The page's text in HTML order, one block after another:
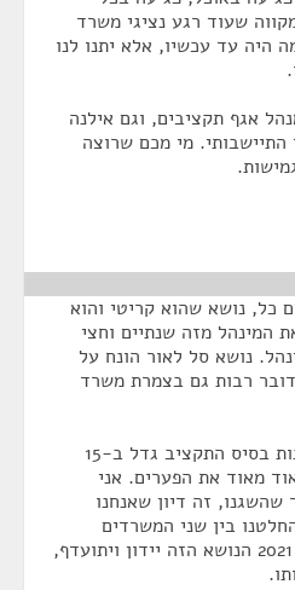
שעוד רגע נציגי משרד
היה עד עכשיו, אלא יתנו לנו
אגף תקציבים, וגם אילנה
התיישבותי. מי מכם שרוצה
כל, נושא שהוא קריטי והוא
המינהל מזה שנתיים וחצי
נושא סל לאור הונח על
רבות גם בצמרת משרד
תראו, בשלוש השנים האחרונות בסיס התקציב גדל ב-15
מאוד את הפערים. אני
זה דיון שאנחנו
בין שני המשרדים
שבמסגרת דיוני התקציב של 2021 הנושא הזה יידון ויתועדף,